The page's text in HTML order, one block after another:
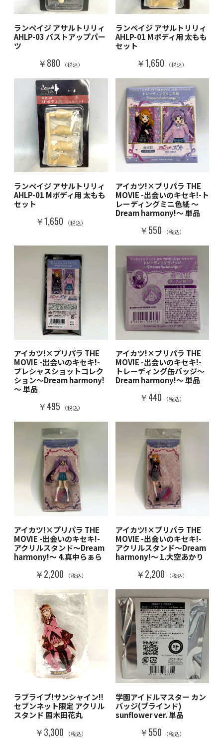
ランペイジ アサルトリリィ
AHLP-03 バストアップパー
ツ
￥880 （税込）
ランペイジ アサルトリリィ
AHLP-01 Mボディ用 太もも
セット
￥1,650 （税込）
ランペイジ アサルトリリィ
AHLP-01 Mボディ用 太もも
セット
￥1,650 （税込）
アイカツ!×プリパラ THE
MOVIE -出会いのキセキ!-ト
レーディングミニ色紙 ～
Dream harmony!～ 単品
￥550 （税込）
アイカツ!×プリパラ THE
MOVIE -出会いのキセキ!-
プレシャスショットコレク
ション～Dream harmony!
～ 単品
￥495 （税込）
アイカツ!×プリパラ THE
MOVIE -出会いのキセキ!-
トレーディング缶バッジ～
Dream harmony!～ 単品
￥440 （税込）
アイカツ!×プリパラ THE
MOVIE -出会いのキセキ!-
アクリルスタンド～Dream
harmony!～ 4.真中らぁら
￥2,200 （税込）
アイカツ!×プリパラ THE
MOVIE -出会いのキセキ!-
アクリルスタンド～Dream
harmony!～ 1.大空あかり
￥2,200 （税込）
ラブライブ!サンシャイン!!
セブンネット限定 アクリル
スタンド 国木田花丸
￥3,300 （税込）
学園アイドルマスター カン
バッジ(ブラインド)
sunflower ver. 単品
￥550 （税込）